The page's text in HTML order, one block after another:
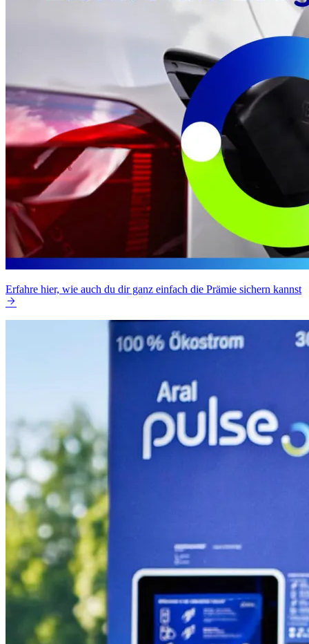
Erfahre hier, wie auch du dir ganz einfach die Prämie sichern kannst